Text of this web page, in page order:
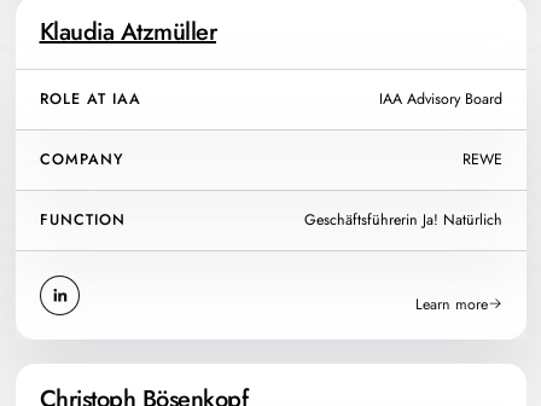
Klaudia Atzmüller
ROLE AT IAA IAA Advisory Board
COMPANY REWE
FUNCTION Geschäftsführerin Ja! Natürlich
Learn more